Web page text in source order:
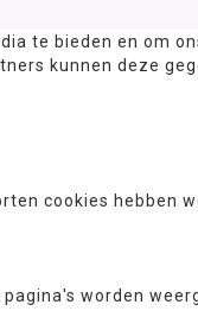
te bieden en om
kunnen deze
cookies hebben
worden